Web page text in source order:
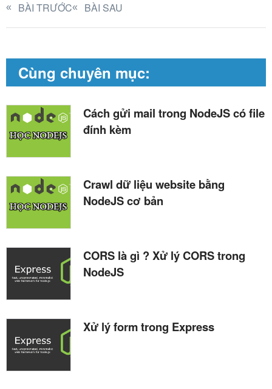
BÀI TRƯỚC BÀI SAU
Cùng chuyên mục:
Cách gửi mail trong NodeJS có file
đính kèm
Crawl dữ liệu website bằng
NodeJS cơ bản
CORS là gì ? Xử lý CORS trong
NodeJS
Xử lý form trong Express